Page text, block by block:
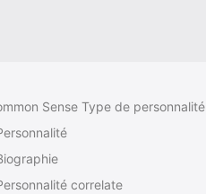
Sense Type de personnalité
correlate